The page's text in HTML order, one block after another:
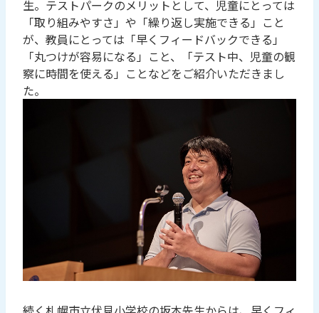
生。テストパークのメリットとして、児童にとっては
「取り組みやすさ」や「繰り返し実施できる」こと
が、教員にとっては「早くフィードバックできる」
「丸つけが容易になる」こと、「テスト中、児童の観
察に時間を使える」ことなどをご紹介いただきまし
た。